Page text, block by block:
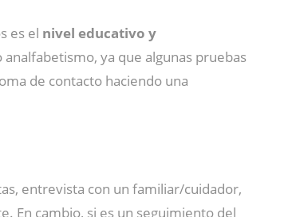
es el nivel educativo y
ya que algunas pruebas
de contacto haciendo una
entrevista con un familiar/cuidador,
En cambio, si es un seguimiento del